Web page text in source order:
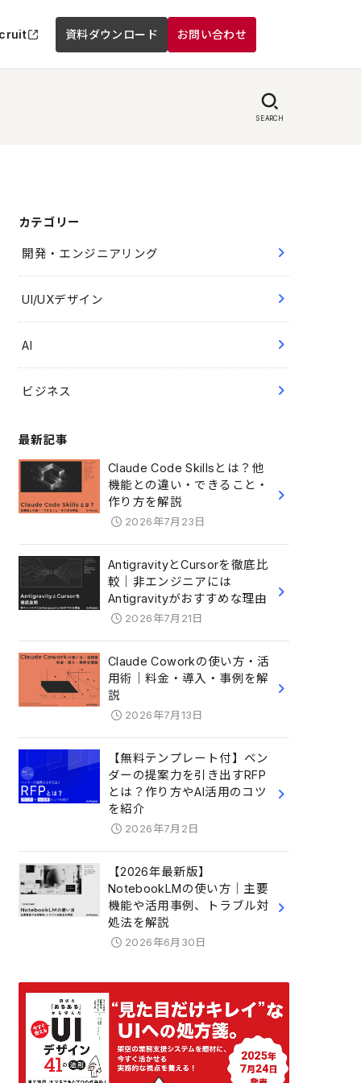
資料ダウンロード お問い合わせ
SEARCH
カテゴリー
開発・エンジニアリング
UI/UXデザイン
AI
ビジネス
最新記事
Claude Code Skillsとは？他
機能との違い・できること・
作り方を解説
2026年7月23日
AntigravityとCursorを徹底比
較｜非エンジニアには
Antigravityがおすすめな理由
2026年7月21日
Claude Coworkの使い方・活
用術｜料金・導入・事例を解
説
2026年7月13日
【無料テンプレート付】ベン
ダーの提案力を引き出すRFP
とは？作り方やAI活用のコツ
を紹介
2026年7月2日
【2026年最新版】
NotebookLMの使い方｜主要
機能や活用事例、トラブル対
処法を解説
2026年6月30日